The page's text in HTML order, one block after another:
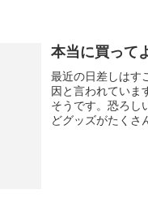
本当に買って
最近の日差しはす
因と言われていま
そうです。恐ろし
どグッズがたくさ